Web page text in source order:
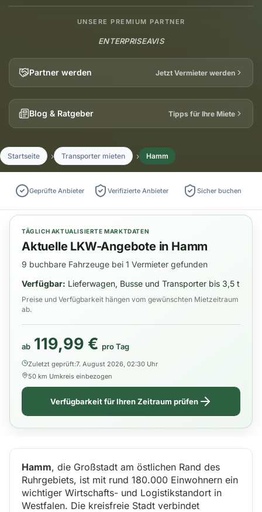
UNSERE PREMIUM PARTNER
ENTERPRISEAVIS
Partner werden Jetzt Vermieter werden
Blog & Ratgeber Tipps für Ihre Miete
Startseite Transporter mieten Hamm
Geprüfte Anbieter Verifizierte Anbieter Sicher buchen
TÄGLICH AKTUALISIERTE MARKTDATEN
Aktuelle LKW-Angebote in Hamm
9 buchbare Fahrzeuge bei 1 Vermieter gefunden
Verfügbar: Lieferwagen, Busse und Transporter bis 3,5 t
Preise und Verfügbarkeit hängen vom gewünschten Mietzeitraum
ab.
ab 119,99 € pro Tag
Zuletzt geprüft:7. August 2026, 02:30 Uhr
50 km Umkreis einbezogen
Verfügbarkeit für Ihren Zeitraum prüfen
Hamm, die Großstadt am östlichen Rand des
Ruhrgebiets, ist mit rund 180.000 Einwohnern ein
wichtiger Wirtschafts- und Logistikstandort in
Westfalen. Die kreisfreie Stadt verbindet